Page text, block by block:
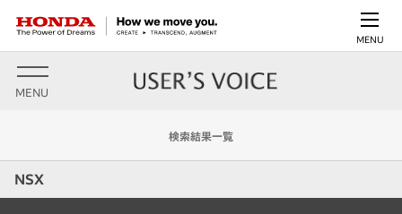
MENU
MENU
検索結果一覧
NSX